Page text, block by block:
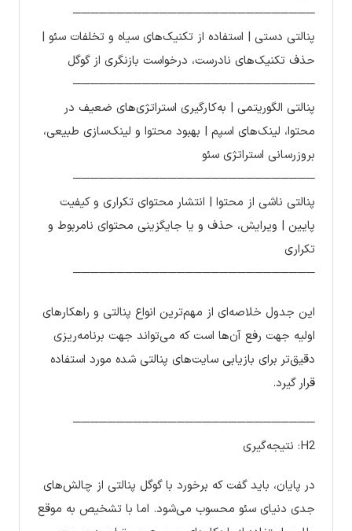
────────────────────────────
پنالتی دستی | استفاده از تکنیک‌های سیاه و تخلفات سئو |
حذف تکنیک‌های نادرست، درخواست بازنگری از گوگل
────────────────────────────
پنالتی الگوریتمی | به‌کارگیری استراتژی‌های ضعیف در
محتوا، لینک‌های اسپم | بهبود محتوا و لینک‌سازی طبیعی،
بروزرسانی استراتژی سئو
────────────────────────────
پنالتی ناشی از محتوا | انتشار محتوای تکراری و کیفیت
پایین | ویرایش، حذف و یا جایگزینی محتوای نامربوط و
تکراری
────────────────────────────
این جدول خلاصه‌ای از مهم‌ترین انواع پنالتی و راهکارهای
اولیه جهت رفع آن‌ها است که می‌تواند جهت برنامه‌ریزی
دقیق‌تر برای بازیابی سایت‌های پنالتی شده مورد استفاده
قرار گیرد.
────────────────────────────
H2: نتیجه‌گیری
در پایان، باید گفت که برخورد با گوگل پنالتی از چالش‌های
جدی دنیای سئو محسوب می‌شود. اما با تشخیص به موقع